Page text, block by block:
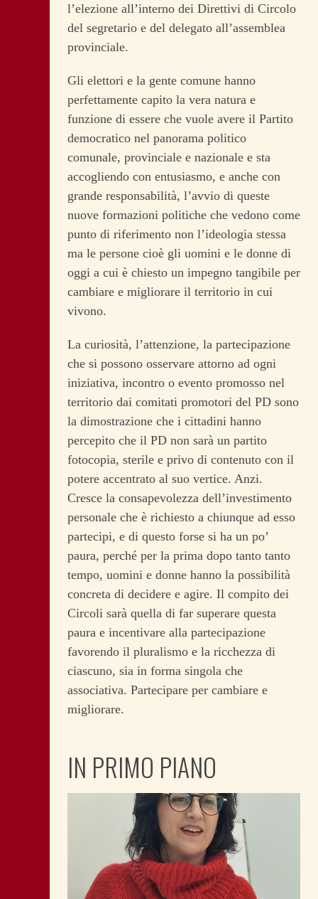
l’elezione all’interno dei Direttivi di Circolo
del segretario e del delegato all’assemblea
provinciale.
Gli elettori e la gente comune hanno
perfettamente capito la vera natura e
funzione di essere che vuole avere il Partito
democratico nel panorama politico
comunale, provinciale e nazionale e sta
accogliendo con entusiasmo, e anche con
grande responsabilità, l’avvio di queste
nuove formazioni politiche che vedono come
punto di riferimento non l’ideologia stessa
ma le persone cioè gli uomini e le donne di
oggi a cui è chiesto un impegno tangibile per
cambiare e migliorare il territorio in cui
vivono.
La curiosità, l’attenzione, la partecipazione
che si possono osservare attorno ad ogni
iniziativa, incontro o evento promosso nel
territorio dai comitati promotori del PD sono
la dimostrazione che i cittadini hanno
percepito che il PD non sarà un partito
fotocopia, sterile e privo di contenuto con il
potere accentrato al suo vertice. Anzi.
Cresce la consapevolezza dell’investimento
personale che è richiesto a chiunque ad esso
partecipi, e di questo forse si ha un po’
paura, perché per la prima dopo tanto tanto
tempo, uomini e donne hanno la possibilità
concreta di decidere e agire. Il compito dei
Circoli sarà quella di far superare questa
paura e incentivare alla partecipazione
favorendo il pluralismo e la ricchezza di
ciascuno, sia in forma singola che
associativa. Partecipare per cambiare e
migliorare.
IN PRIMO PIANO